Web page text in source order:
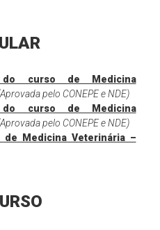
do curso de Medicina
pelo CONEPE e NDE)
do curso de Medicina
pelo CONEPE e NDE)
de Medicina Veterinária –